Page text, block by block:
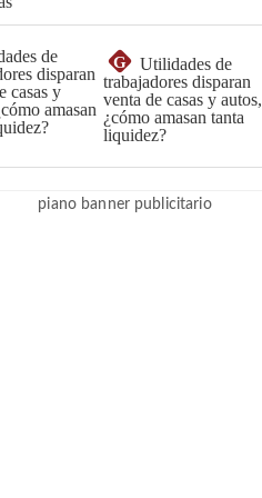
G
Utilidades de
trabajadores disparan
venta de casas y autos,
¿cómo amasan tanta
liquidez?